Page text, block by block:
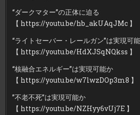
“ダークマター”の正体に迫る
【 https://youtu.be/hb_akUAqJMc​ 】
“ライトセーバー・レールガン”は実現可
【 https://youtu.be/HdXJSqNQkss​ 】
“核融合エネルギー”は実現可能か
【 https://youtu.be/w7lwzDOp3m8​ 】
”不老不死”は実現可能か
【 https://youtu.be/NZHyy6vUj7E​ 】